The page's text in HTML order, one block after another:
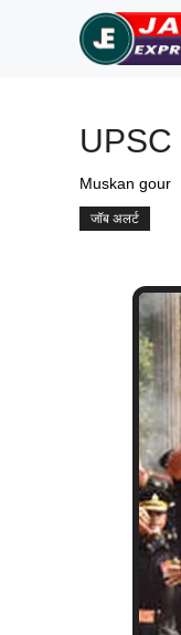
UPSC
Muskan gour
जॉब अलर्ट